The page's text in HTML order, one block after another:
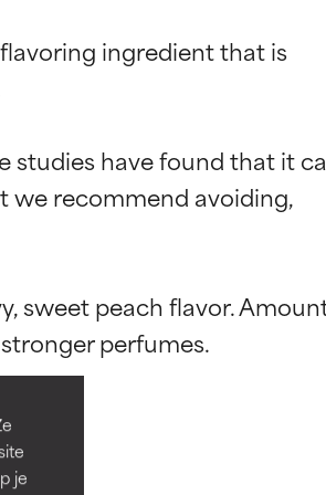
je
ingredient that is
studies have found that it
we recommend avoiding,
sweet peach flavor.
die
die